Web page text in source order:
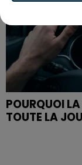
POURQUOI
TOUTE LA